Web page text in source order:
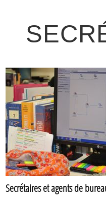
Secrétaires et agents de